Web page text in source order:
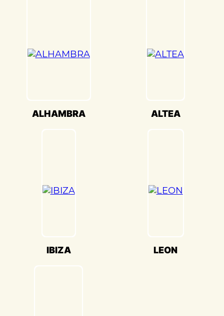
Толедо) на дороге.
Наши опытные специалисты по окраске
Кузовной ремонт Seat TOLEDO(Сеат
Толедо) в «Детейлингофъ» – это гарантия
Мы гордимся своей способностью
воссоздавать совершенство Seat
ALHAMBRA ALTEA
IBIZA LEON